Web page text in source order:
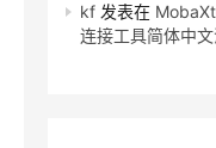
kf 发表在
连接工具简体中